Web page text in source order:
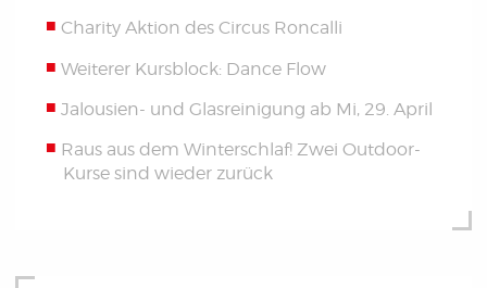
Charity Aktion des Circus Roncalli
Weiterer Kursblock: Dance Flow
Jalousien- und Glasreinigung ab Mi, 29. April
Raus aus dem Winterschlaf! Zwei Outdoor-
Kurse sind wieder zurück